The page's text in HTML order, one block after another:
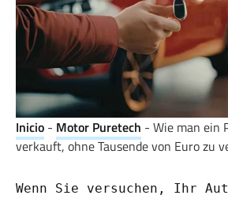
Inicio - Motor Puretech - Wie man ein
verkauft, ohne Tausende von Euro zu
Wenn Sie versuchen, Ihr